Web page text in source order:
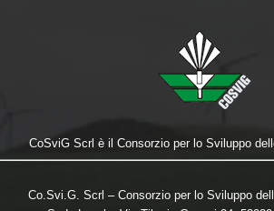
CoSviG Scrl è il Consorzio per lo Sviluppo
Co.Svi.G. Scrl – Consorzio per lo Sviluppo